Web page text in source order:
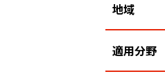
地域
適用分野